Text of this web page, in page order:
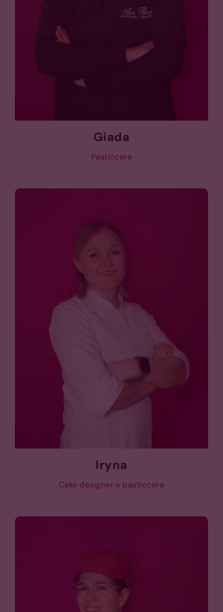
Giada
Pasticcera
Iryna
Cake designer e pasticcera